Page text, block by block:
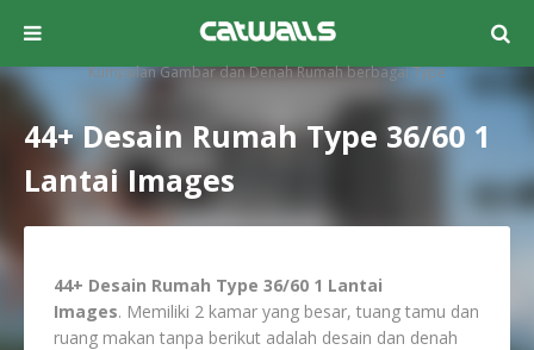
Kumpulan Gambar dan Denah Rumah berbagai Type
44+ Desain Rumah Type 36/60 1
Lantai Images
44+ Desain Rumah Type 36/60 1 Lantai
Images. Memiliki 2 kamar yang besar, tuang tamu dan
ruang makan tanpa berikut adalah desain dan denah